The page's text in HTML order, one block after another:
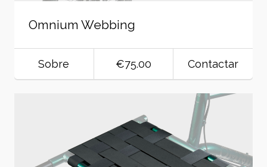
Omnium Webbing
Sobre €75.00 Contactar